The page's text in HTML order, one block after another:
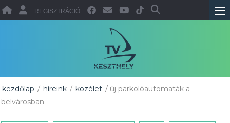
REGISZTRÁCIÓ
kezdőlap / híreink / közélet / új parkolóautomaták a
belvárosban